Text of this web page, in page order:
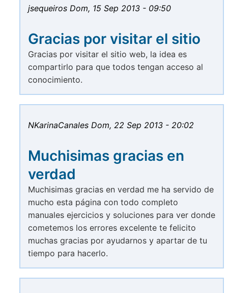
jsequeiros Dom, 15 Sep 2013 - 09:50
Gracias por visitar el sitio
Gracias por visitar el sitio web, la idea es
compartirlo para que todos tengan acceso al
conocimiento.
NKarinaCanales Dom, 22 Sep 2013 - 20:02
Muchisimas gracias en
verdad
Muchisimas gracias en verdad me ha servido de
mucho esta página con todo completo
manuales ejercicios y soluciones para ver donde
cometemos los errores excelente te felicito
muchas gracias por ayudarnos y apartar de tu
tiempo para hacerlo.